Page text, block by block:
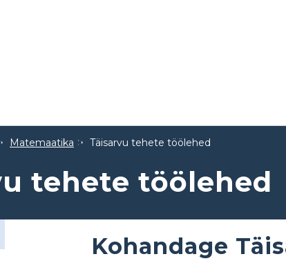
Matemaatika Täisarvu tehete töölehed
tehete töölehed
Kohandage